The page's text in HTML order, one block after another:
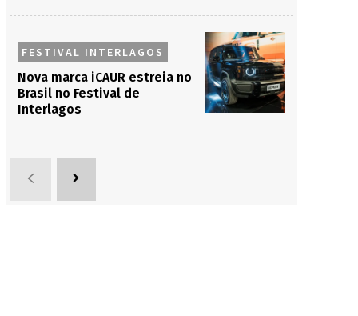
FESTIVAL INTERLAGOS
Nova marca iCAUR estreia no
Brasil no Festival de
Interlagos